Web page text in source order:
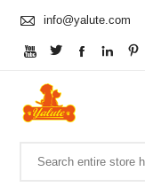
 info@yalute.com
    